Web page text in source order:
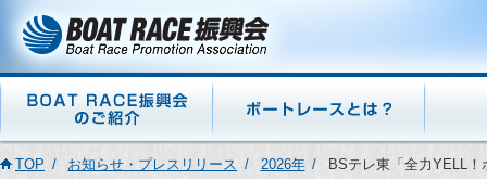
TOP お知らせ・プレスリリース 2026年 BSテレ東「全力YELL